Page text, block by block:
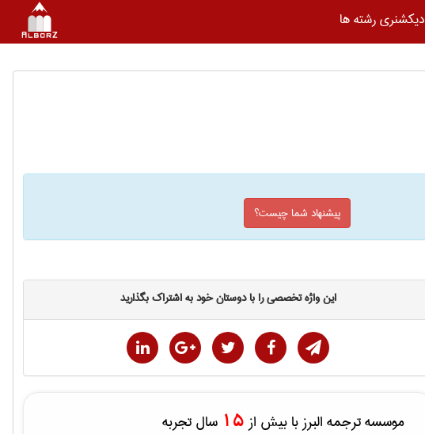
دیکشنری رشته ها
پیشنهاد شما چیست؟
این واژه تخصصی را با دوستان خود به اشتراک بگذارید
موسسه ترجمه البرز با بیش از 15 سال تجربه